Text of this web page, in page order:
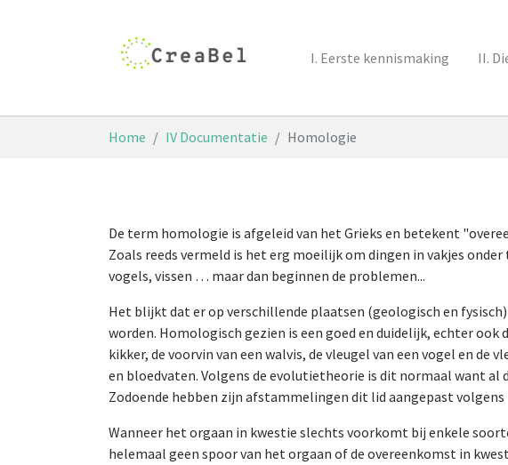
I. Eerste kennismaking II.
Home IV Documentatie Homologie
De term homologie is afgeleid van het Grieks en betekent
Zoals reeds vermeld is het erg moeilijk om dingen in vakjes
vogels, vissen … maar dan beginnen de problemen...
Het blijkt dat er op verschillende plaatsen (geologisch en
worden. Homologisch gezien is een goed en duidelijk, echter
kikker, de voorvin van een walvis, de vleugel van een vogel en
en bloedvaten. Volgens de evolutietheorie is dit normaal want
Zodoende hebben zijn afstammelingen dit lid aangepast volgens
Wanneer het orgaan in kwestie slechts voorkomt bij enkele
helemaal geen spoor van het orgaan of de overeenkomst in